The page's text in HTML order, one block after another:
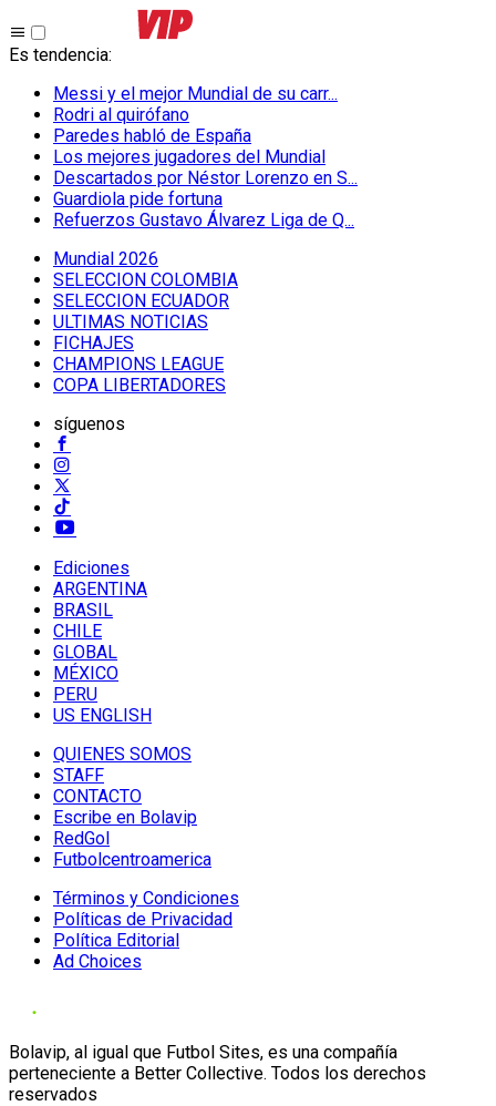
Es tendencia:
Messi y el mejor Mundial de su carr...
Rodri al quirófano
Paredes habló de España
Los mejores jugadores del Mundial
Descartados por Néstor Lorenzo en S...
Guardiola pide fortuna
Refuerzos Gustavo Álvarez Liga de Q...
Mundial 2026
SELECCION COLOMBIA
SELECCION ECUADOR
ULTIMAS NOTICIAS
FICHAJES
CHAMPIONS LEAGUE
COPA LIBERTADORES
síguenos
Ediciones
ARGENTINA
BRASIL
CHILE
GLOBAL
MÉXICO
PERU
US ENGLISH
QUIENES SOMOS
STAFF
CONTACTO
Escribe en Bolavip
RedGol
Futbolcentroamerica
Términos y Condiciones
Políticas de Privacidad
Política Editorial
Ad Choices
Bolavip, al igual que Futbol Sites, es una compañía
perteneciente a Better Collective. Todos los derechos
reservados